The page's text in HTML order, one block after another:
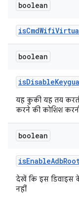
boolean
isCmdWifi
boolean
isDisable
यह कुकी यह तय
करने की कोशिश
boolean
isEnableAdb
देखें कि इस डिवाइस
नहीं